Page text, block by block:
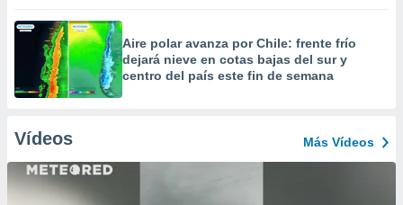
Aire polar avanza por Chile: frente frío
dejará nieve en cotas bajas del sur y
centro del país este fin de semana
Vídeos Más Vídeos